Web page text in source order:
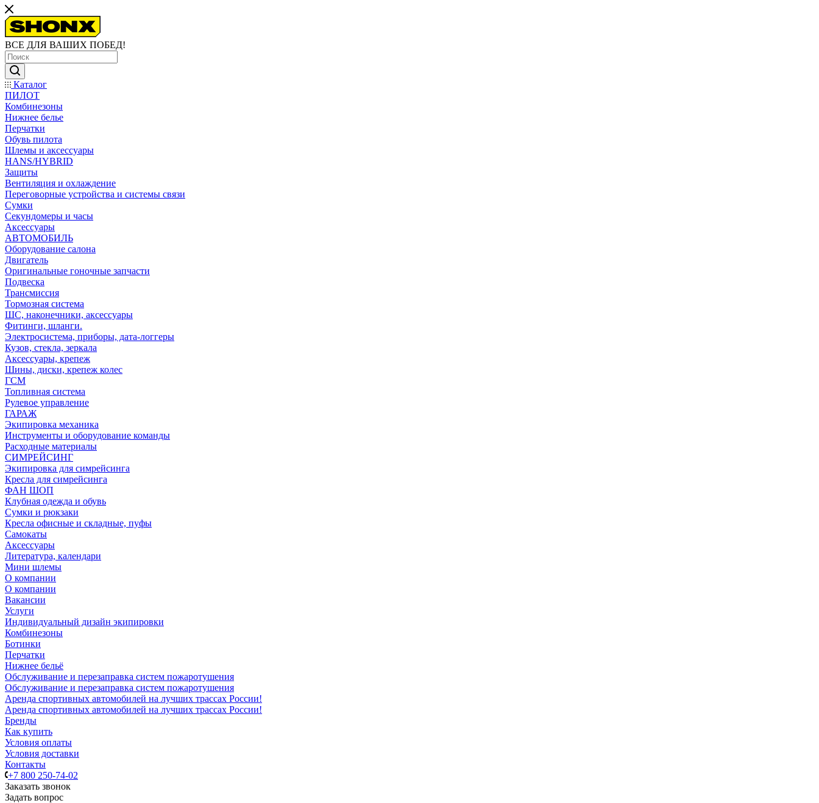
ВСЕ ДЛЯ ВАШИХ ПОБЕД!
Каталог
ПИЛОТ
Комбинезоны
Нижнее белье
Перчатки
Обувь пилота
Шлемы и аксессуары
HANS/HYBRID
Защиты
Вентиляция и охлаждение
Переговорные устройства и системы связи
Сумки
Секундомеры и часы
Аксессуары
АВТОМОБИЛЬ
Оборудование салона
Двигатель
Оригинальные гоночные запчасти
Подвеска
Трансмиссия
Тормозная система
ШС, наконечники, аксессуары
Фитинги, шланги.
Электросистема, приборы, дата-логгеры
Кузов, стекла, зеркала
Аксессуары, крепеж
Шины, диски, крепеж колес
ГСМ
Топливная система
Рулевое управление
ГАРАЖ
Экипировка механика
Инструменты и оборудование команды
Расходные материалы
СИМРЕЙСИНГ
Экипировка для симрейсинга
Кресла для симрейсинга
ФАН ШОП
Клубная одежда и обувь
Сумки и рюкзаки
Кресла офисные и складные, пуфы
Самокаты
Аксессуары
Литература, календари
Мини шлемы
О компании
О компании
Вакансии
Услуги
Индивидуальный дизайн экипировки
Комбинезоны
Ботинки
Перчатки
Нижнее бельё
Обслуживание и перезаправка систем пожаротушения
Обслуживание и перезаправка систем пожаротушения
Аренда спортивных автомобилей на лучших трассах России!
Аренда спортивных автомобилей на лучших трассах России!
Бренды
Как купить
Условия оплаты
Условия доставки
Контакты
+7 800 250-74-02
Заказать звонок
Задать вопрос